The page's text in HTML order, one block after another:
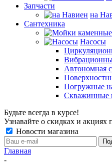
Запчасти
на
Сантехника
Насосы
Автономная
Погружные
Скважинные
Будьте всегда в курсе!
Узнавайте о скидках и акциях
Новости магазина
Главная
-